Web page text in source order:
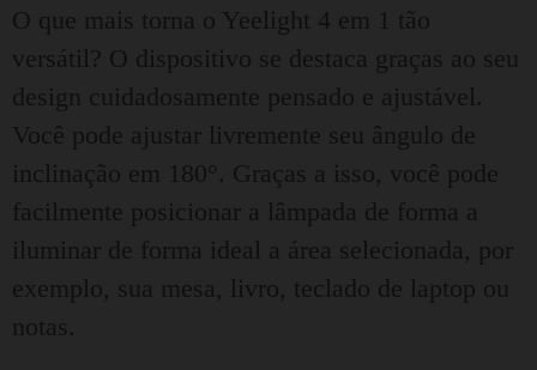
O que mais torna o Yeelight 4 em 1 tão
versátil? O dispositivo se destaca graças ao seu
design cuidadosamente pensado e ajustável.
Você pode ajustar livremente seu ângulo de
inclinação em 180°. Graças a isso, você pode
facilmente posicionar a lâmpada de forma a
iluminar de forma ideal a área selecionada, por
exemplo, sua mesa, livro, teclado de laptop ou
notas.